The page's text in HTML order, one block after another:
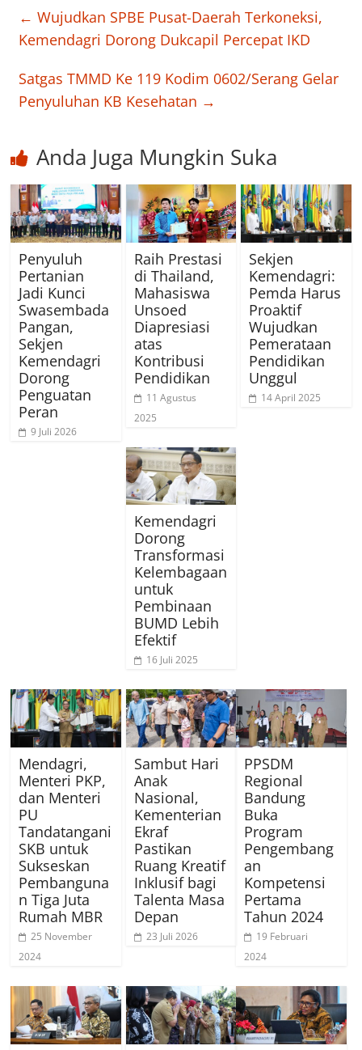
← Wujudkan SPBE Pusat-Daerah Terkoneksi,
Kemendagri Dorong Dukcapil Percepat IKD
Satgas TMMD Ke 119 Kodim 0602/Serang Gelar
Penyuluhan KB Kesehatan →
Anda Juga Mungkin Suka
Penyuluh
Pertanian
Jadi Kunci
Swasembada
Pangan,
Sekjen
Kemendagri
Dorong
Penguatan
Peran
9 Juli 2026
Raih Prestasi
di Thailand,
Mahasiswa
Unsoed
Diapresiasi
atas
Kontribusi
Pendidikan
11 Agustus
2025
Sekjen
Kemendagri:
Pemda Harus
Proaktif
Wujudkan
Pemerataan
Pendidikan
Unggul
14 April 2025
Kemendagri
Dorong
Transformasi
Kelembagaan
untuk
Pembinaan
BUMD Lebih
Efektif
16 Juli 2025
Mendagri,
Menteri PKP,
dan Menteri
PU
Tandatangani
SKB untuk
Sukseskan
Pembanguna
n Tiga Juta
Rumah MBR
25 November
2024
Sambut Hari
Anak
Nasional,
Kementerian
Ekraf
Pastikan
Ruang Kreatif
Inklusif bagi
Talenta Masa
Depan
23 Juli 2026
PPSDM
Regional
Bandung
Buka
Program
Pengembang
an
Kompetensi
Pertama
Tahun 2024
19 Februari
2024